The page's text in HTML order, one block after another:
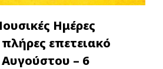
Ημέρες
επετειακό
– 6